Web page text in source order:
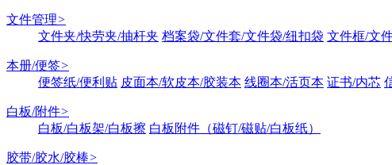
文件管理>
文件夹/快劳夹/抽杆夹 档案袋/文件套/文件袋/纽扣袋 文件框/文
本册/便签>
便签纸/便利贴 皮面本/软皮本/胶装本 线圈本/活页本 证书/内芯
白板/附件>
白板/白板架/白板擦 白板附件（磁钉/磁贴/白板纸）
胶带/胶水/胶棒>